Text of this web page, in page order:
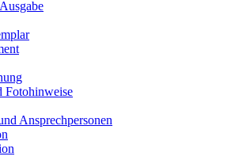
Fotohinweise
Ansprechpersonen